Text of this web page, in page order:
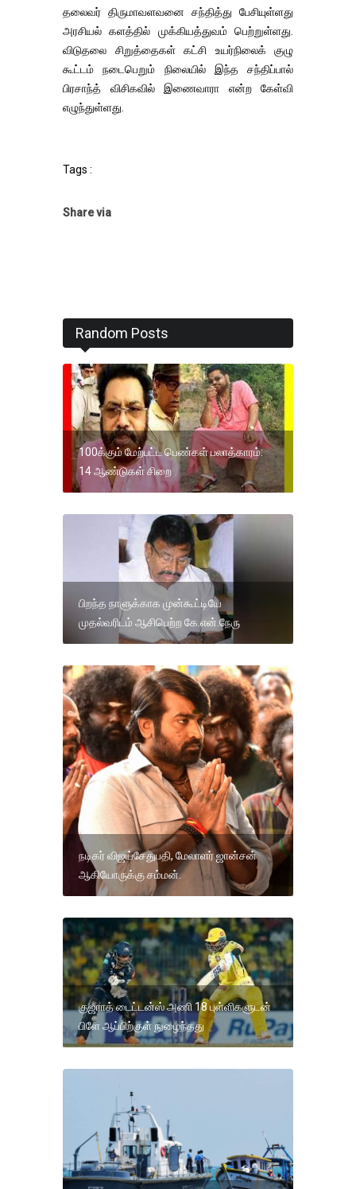
தலைவர் திருமாவளவனை சந்தித்து பேசியுள்ளது
அரசியல் களத்தில் முக்கியத்துவம் பெற்றுள்ளது.
விடுதலை சிறுத்தைகள் கட்சி உயர்நிலைக் குழு
கூட்டம் நடைபெறும் நிலையில் இந்த சந்திப்பால்
பிரசாந்த் விசிகவில் இணைவாரா என்ற கேள்வி
எழுந்துள்ளது.
Tags :
Share via
Random Posts
100க்கும் மேற்பட்ட பெண்கள் பலாத்காரம்:
14 ஆண்டுகள் சிறை
பிறந்த நாளுக்காக முன்கூட்டியே
முதல்வரிடம் ஆசிபெற்ற கே.என்.நேரு
நடிகர் விஜய்சேதுபதி, மேலாளர் ஜான்சன்
ஆகியோருக்கு சம்மன்.
குஜராத் டைட்டன்ஸ் அணி 18 புள்ளிகளுடன்
பிளே ஆப்பிற்குள் நுழைந்தது